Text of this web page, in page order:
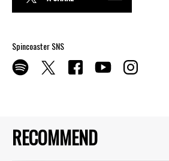
RECOMMEND
Spincoaster SNS